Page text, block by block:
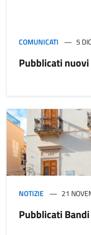
COMUNICATI 5
Pubblicati
NOTIZIE 21
Pubblicati